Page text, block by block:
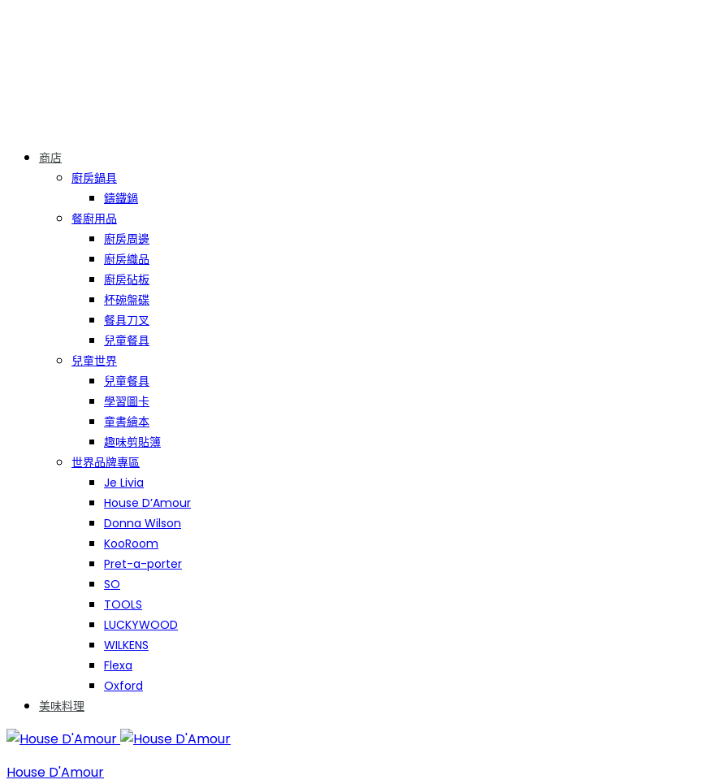
商店
廚房鍋具
鑄鐵鍋
餐廚用品
廚房周邊
廚房織品
廚房砧板
杯碗盤碟
餐具刀叉
兒童餐具
兒童世界
兒童餐具
學習圖卡
童書繪本
趣味剪貼簿
世界品牌專區
Je Livia
House D’Amour
Donna Wilson
KooRoom
Pret-a-porter
SO
TOOLS
LUCKYWOOD
WILKENS
Flexa
Oxford
美味料理
House D'Amour